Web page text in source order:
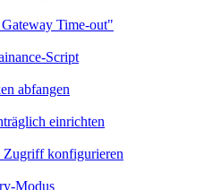
Time-out"
Script
abfangen
einrichten
konfigurieren
Modus